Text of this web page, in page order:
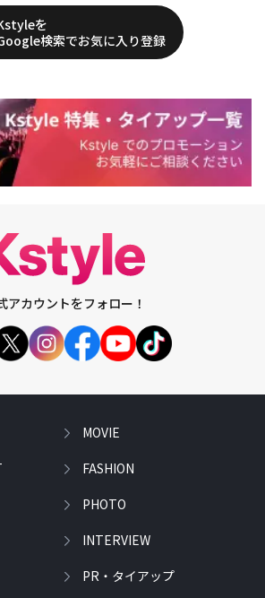
を
検索でお気に入り登録
アカウントをフォロー！
MOVIE
FASHION
PHOTO
INTERVIEW
PR・タイアップ